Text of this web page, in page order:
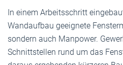
In einem Arbeitsschritt
Wandaufbau geeignete
sondern auch Manpower.
Schnittstellen rund um das